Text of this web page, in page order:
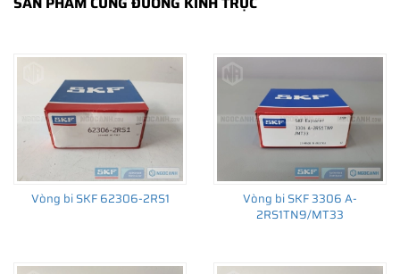
Vòng bi SKF 62306-2RS1
Vòng bi SKF 3306 A-
2RS1TN9/MT33